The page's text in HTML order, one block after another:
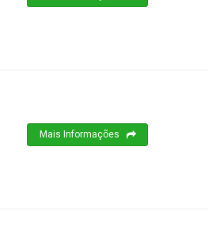
Mais Informações